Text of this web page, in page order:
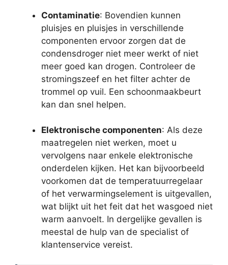
Contaminatie: Bovendien kunnen
pluisjes en pluisjes in verschillende
componenten ervoor zorgen dat de
condensdroger niet meer werkt of niet
meer goed kan drogen. Controleer de
stromingszeef en het filter achter de
trommel op vuil. Een schoonmaakbeurt
kan dan snel helpen.
Elektronische componenten: Als deze
maatregelen niet werken, moet u
vervolgens naar enkele elektronische
onderdelen kijken. Het kan bijvoorbeeld
voorkomen dat de temperatuurregelaar
of het verwarmingselement is uitgevallen,
wat blijkt uit het feit dat het wasgoed niet
warm aanvoelt. In dergelijke gevallen is
meestal de hulp van de specialist of
klantenservice vereist.